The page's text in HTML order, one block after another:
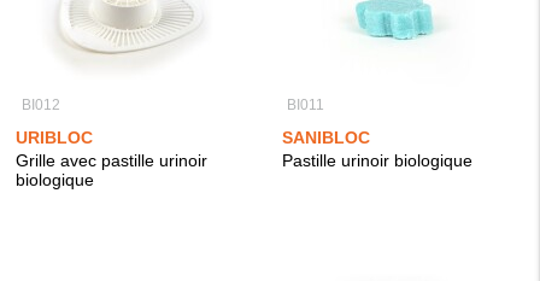
BI012
URIBLOC
Grille avec pastille urinoir
biologique
BI011
SANIBLOC
Pastille urinoir biologique